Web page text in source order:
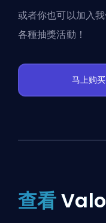
或者你也可以加入
各種抽獎活動！
马上购
查看